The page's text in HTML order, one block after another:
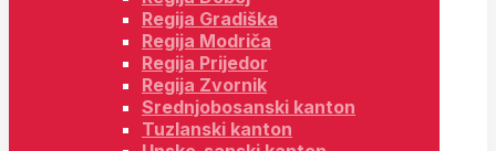
Regija Gradiška
Regija Modriča
Regija Prijedor
Regija Zvornik
Srednjobosanski kanton
Tuzlanski kanton